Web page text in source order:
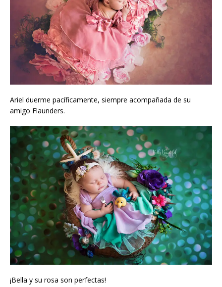
Ariel duerme pacíficamente, siempre acompañada de su
amigo Flaunders.
¡Bella y su rosa son perfectas!